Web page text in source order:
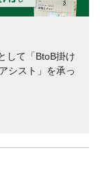
して「BtoB掛け
シスト」を承っ